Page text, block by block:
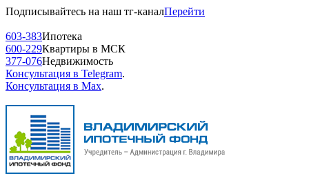
Подписывайтесь на наш тг-каналПерейти
603-383Ипотека
600-229Квартиры в МСК
377-076Недвижимость
Консультация в Telegram.
Консультация в Max.